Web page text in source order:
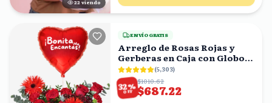
22 viendo
ENVÍO GRATIS
Arreglo de Rosas Rojas y
Gerberas en Caja con Globo
Corazón
(5,303)
32%
OFF
$1010.62
$687.22